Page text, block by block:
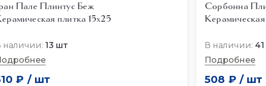
Пале Плинтус Беж
плитка 15x25
наличии: 13 шт
₽ / шт
Сорбонна
В наличии:
Подробнее
508 ₽ / шт